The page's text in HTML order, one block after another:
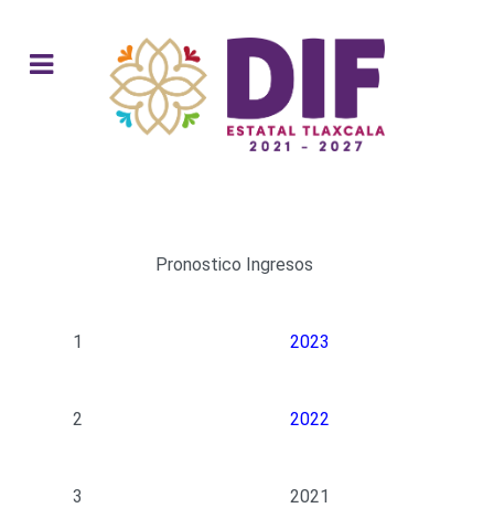
Pronostico Ingresos
1 2023
2 2022
3 2021